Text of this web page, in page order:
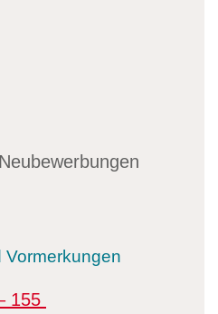
Vormerkungen
155